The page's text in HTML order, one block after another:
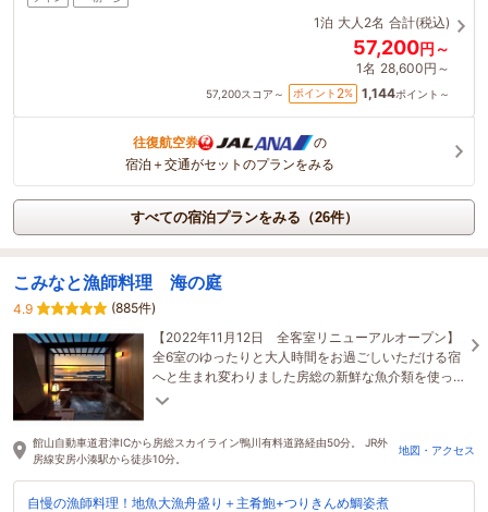
1泊 大人2名 合計(税込)
57,200円～
1名 28,600円～
57,200スコア～ ポイント 2% 1,144ポイント～
往復航空券
の
宿泊＋交通がセットのプランをみる
すべての宿泊プランをみる（26件）
こみなと漁師料理 海の庭
4.9
(885件)
【2022年11月12日 全客室リニューアルオープン】
全6室のゆったりと大人時間をお過ごしいただける宿
へと生まれ変わりました房総の新鮮な魚介類を使っ
た海の庭自慢漁師料理を堪能あれ！
館山自動車道君津ICから房総スカイライン鴨川有料道路経由50分。 JR外
房線安房小湊駅から徒歩10分。
地図・アクセス
自慢の漁師料理！地魚大漁舟盛り＋主肴鮑+つりきんめ鯛姿煮